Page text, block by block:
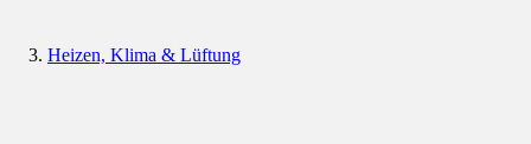
Heizen, Klima & Lüftung